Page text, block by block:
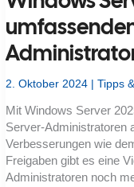
iSCSI,
Fibre
Channel
NVMe-
oF?
2. Oktober 2024 |Tipps
Mit Windows Server
Server-Administratoren
Verbesserungen wie
Freigaben gibt es eine
Administratoren noch